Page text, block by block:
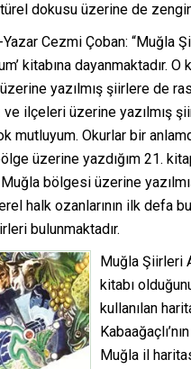
dokusu üzerine de
Cezmi Çoban: “Muğla
kitabına dayanmaktadır.
yazılmış şiirlere de
ilçeleri üzerine yazılmış
mutluyum. Okurlar bir
üzerine yazdığım 21.
bölgesi üzerine
halk ozanlarının ilk defa
bulunmaktadır.
Muğla Şiirleri
kitabı
kullanılan
Muğla il